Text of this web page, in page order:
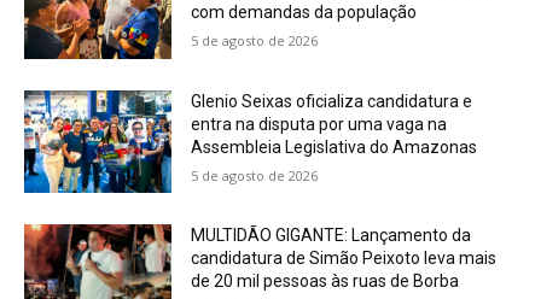
com demandas da população
5 de agosto de 2026
Glenio Seixas oficializa candidatura e
entra na disputa por uma vaga na
Assembleia Legislativa do Amazonas
5 de agosto de 2026
MULTIDÃO GIGANTE: Lançamento da
candidatura de Simão Peixoto leva mais
de 20 mil pessoas às ruas de Borba